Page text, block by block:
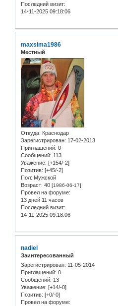
Последний визит:
14-11-2025 09:18:06
maxsima1986
Местный
Откуда: Краснодар
Зарегистрирован: 17-02-2013
Приглашений: 0
Сообщений: 113
Уважение: [+154/-2]
Позитив: [+45/-2]
Пол: Мужской
Возраст: 40 [1986-06-17]
Провел на форуме:
13 дней 11 часов
Последний визит:
14-11-2025 09:18:06
nadiel
Заинтересованный
Зарегистрирован: 11-05-2014
Приглашений: 0
Сообщений: 13
Уважение: [+14/-0]
Позитив: [+0/-0]
Провел на форуме: